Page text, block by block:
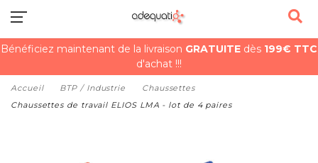
Bénéficiez maintenant de la livraison GRATUITE dès 199€ TTC
d'achat !!!
Accueil BTP / Industrie
Chaussettes
Chaussettes de travail ELIOS LMA - lot de 4 paires